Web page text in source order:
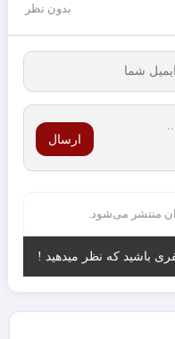
بدون نظر
ارسال
منتشر می‌شود.
باشید که نظر میدهید !